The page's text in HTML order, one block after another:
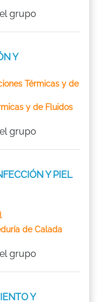
grupo
Y
Térmicas y de
y de Fluidos
grupo
Y PIEL
de Calada
grupo
Y